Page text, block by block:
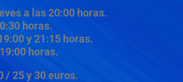
a las 20:00 horas.
horas.
y 21:15 horas.
horas.
/ 25 y 30 euros.